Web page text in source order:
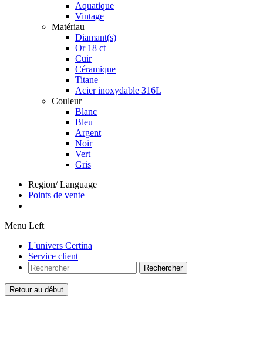
Aquatique
Vintage
Matériau
Diamant(s)
Or 18 ct
Cuir
Céramique
Titane
Acier inoxydable 316L
Couleur
Blanc
Bleu
Argent
Noir
Vert
Gris
Region/ Language
Points de vente
Menu Left
L'univers Certina
Service client
Rechercher
Retour au début